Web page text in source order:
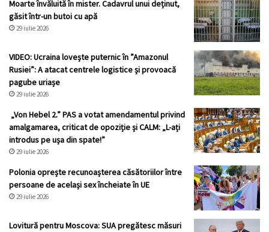
Moarte învăluită în mister. Cadavrul unui deținut,
găsit într-un butoi cu apă
29 iulie 2026
VIDEO: Ucraina lovește puternic în ”Amazonul
Rusiei”: A atacat centrele logistice și provoacă
pagube uriașe
29 iulie 2026
„Von Hebel 2.” PAS a votat amendamentul privind
amalgamarea, criticat de opoziție și CALM: „L-ați
introdus pe ușa din spate!”
29 iulie 2026
Polonia oprește recunoașterea căsătoriilor între
persoane de același sex încheiate în UE
29 iulie 2026
Lovitură pentru Moscova: SUA pregătesc măsuri